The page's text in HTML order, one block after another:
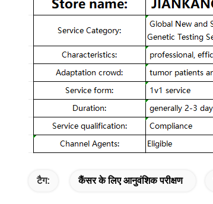
टैग: कैंसर के लिए आनुवंशिक परीक्षण